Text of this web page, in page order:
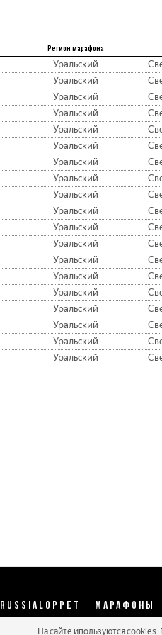
Регион марафона
Уральский
Уральский
Уральский
Уральский
Уральский
Уральский
Уральский
Уральский
Уральский
Уральский
Уральский
Уральский
Уральский
Уральский
Уральский
Уральский
Уральский
Уральский
Уральский
RUSSIALOPPET МАРАФОНЫ
Календарь 2026
На сайте ипользуются